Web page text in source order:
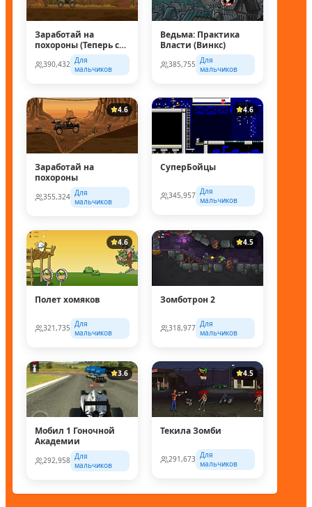
Заработай на
похороны (Теперь с
супер колесом!)
390,432 Для
мальчиков
Ведьма: Практика
Власти (Винкс)
385,755 Для
мальчиков
4.6
Заработай на
похороны
355,324 Для
мальчиков
4.6
СуперБойцы
345,957 Для
мальчиков
4.6
Полет хомяков
321,735 Для
мальчиков
4.5
Зомботрон 2
318,977 Для
мальчиков
3.6
Мобил 1 Гоночной
Академии
292,958 Для
мальчиков
4.5
Текила Зомби
291,673 Для
мальчиков